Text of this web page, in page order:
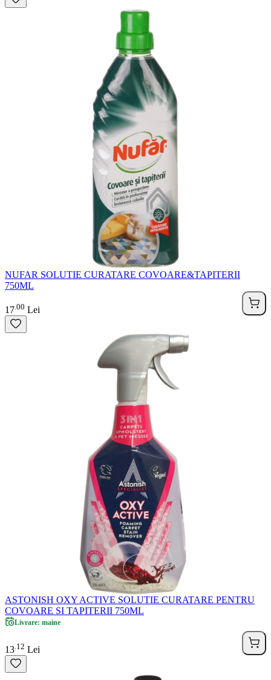
NUFAR SOLUTIE CURATARE COVOARE&TAPITERII
750ML
17 00 Lei
ASTONISH OXY ACTIVE SOLUTIE CURATARE PENTRU
COVOARE SI TAPITERII 750ML
Livrare: maine
13 12 Lei